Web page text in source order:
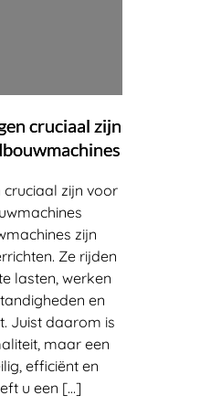
cruciaal zijn
zijn voor
zijn
Ze rijden
lasten, werken
en
Juist daarom is
maar een
efficiënt en
u een […]